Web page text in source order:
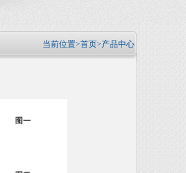
当前位置>首页>产品中心